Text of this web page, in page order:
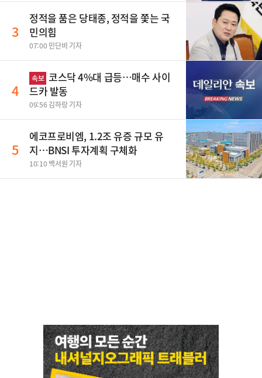
3
정적을 품은 당태종, 정적을 쫓는 국
민의힘
07:00 민단비 기자
4
속보 코스닥 4%대 급등…매수 사이
드카 발동
09:56 김하랑 기자
5
에코프로비엠, 1.2조 유증 규모 유
지…BNSI 투자계획 구체화
10:10 백서원 기자